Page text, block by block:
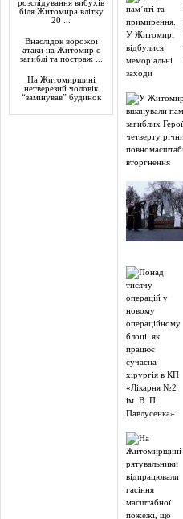
розслідування вибухів
біля Житомира влітку
20 ...
Внаслідок ворожої
атаки на Житомир є
загиблі та постраж ...
На Житомирщині
нетверезий чоловік
“замінував” будинок